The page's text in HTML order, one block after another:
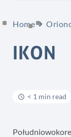
Home
IKON
< 1 min read